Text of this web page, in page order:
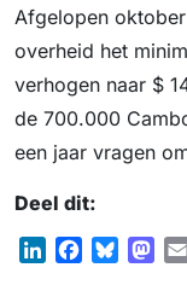
Afgelopen
overheid het
verhogen naar $
de 700.000
een jaar vragen
Deel dit:
M